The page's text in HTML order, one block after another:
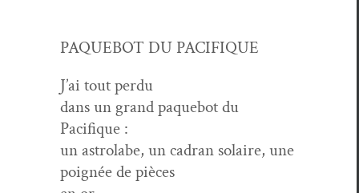
PAQUEBOT DU PACIFIQUE
J’ai tout perdu
dans un grand paque­bot du
Pacifique :
un astro­labe, un cad­ran solaire, une
poignée de pièces